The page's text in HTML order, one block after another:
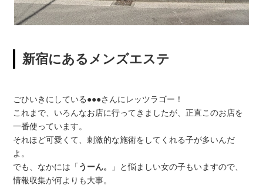
新宿にあるメンズエステ
ごひいきにしている●●●さんにレッツラゴー！
これまで、いろんなお店に行ってきましたが、正直このお店を
一番使っています。
それほど可愛くて、刺激的な施術をしてくれる子が多いんだ
よ。
でも、なかには「 うーん。
」と悩ましい女の子もいますので、
情報収集が何よりも大事。